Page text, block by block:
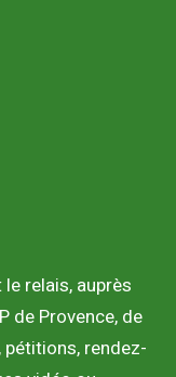
relais, auprès
de Provence, de
rendez-